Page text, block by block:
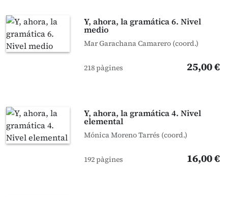
Y, ahora, la gramática 6. Nivel
medio
Mar Garachana Camarero (coord.)
218 pàgines 25,00 €
Y, ahora, la gramática 4. Nivel
elemental
Mónica Moreno Tarrés (coord.)
192 pàgines 16,00 €